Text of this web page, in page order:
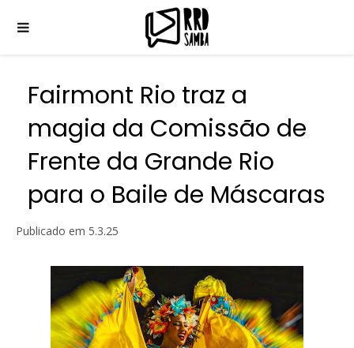
Fairmont Rio traz a
magia da Comissão de
Frente da Grande Rio
para o Baile de Máscaras
Publicado em 5.3.25